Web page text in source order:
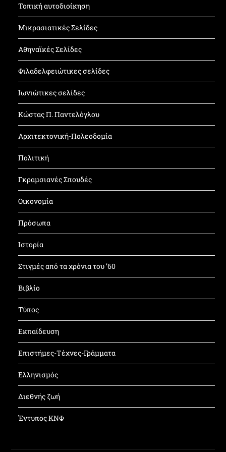
Τοπική αυτοδιοίκηση
Μικρασιατικές Σελίδες
Αθηναϊκές Σελίδες
Φιλαδελφειώτικες σελίδες
Ιωνιώτικες σελίδες
Κώστας Π. Παντελόγλου
Αρχιτεκτονική-Πολεοδομία
Πολιτική
Γκραμσιανές Σπουδές
Οικονομία
Πρόσωπα
Ιστορία
Στιγμές από τα χρόνια του ’60
Βιβλίο
Τύπος
Εκπαίδευση
Επιστήμες-Τέχνες-Γράμματα
Ελληνισμός
Διεθνής ζωή
Έντυπος ΚΝΦ